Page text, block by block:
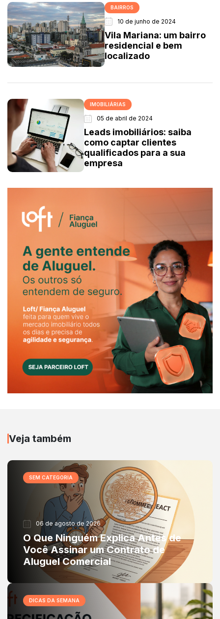
BAIRROS
10 de junho de 2024
Vila Mariana: um bairro
residencial e bem
localizado
IMOBILIÁRIAS
05 de abril de 2024
Leads imobiliários: saiba
como captar clientes
qualificados para a sua
empresa
Veja também
SEM CATEGORIA
06 de agosto de 2026
O Que Ninguém Explica Antes de
Você Assinar um Contrato de
Aluguel Comercial
DICAS DA SEMANA